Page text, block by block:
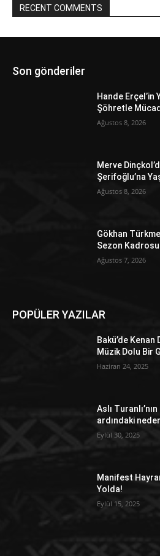
RECENT COMMENTS
Son gönderiler
Hande Erçel’in
Şöhretle
Ağustos 8, 2026
Merve
Şerifoğlu’na
Ağustos 8, 2026
Gökhan
Sezon
Ağustos 7, 2026
POPÜLER YAZILAR
Bakü’de Kenan
Müzik Dolu Bir
Haziran 24, 2025
Aslı
ardındaki
Eylül 30, 2025
Manifest
Yolda!
Eylül 15, 2025